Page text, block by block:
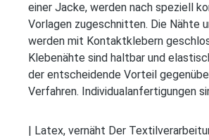
einer Jacke, werden nach speziell
Vorlagen zugeschnitten. Die Nähte
werden mit Kontaktklebern
Klebenähte sind haltbar und
der entscheidende Vorteil
Verfahren. Individualanfertigungen
| Latex, vernäht Der